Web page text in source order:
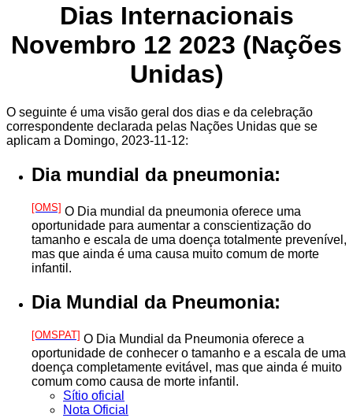
Dias Internacionais
Novembro 12 2023 (Nações
Unidas)
O seguinte é uma visão geral dos dias e da celebração
correspondente declarada pelas Nações Unidas que se
aplicam a Domingo, 2023-11-12:
Dia mundial da pneumonia:
[OMS] O Dia mundial da pneumonia oferece uma
oportunidade para aumentar a conscientização do
tamanho e escala de uma doença totalmente prevenível,
mas que ainda é uma causa muito comum de morte
infantil.
Dia Mundial da Pneumonia:
[OMSPAT] O Dia Mundial da Pneumonia oferece a
oportunidade de conhecer o tamanho e a escala de uma
doença completamente evitável, mas que ainda é muito
comum como causa de morte infantil.
Sítio oficial
Nota Oficial